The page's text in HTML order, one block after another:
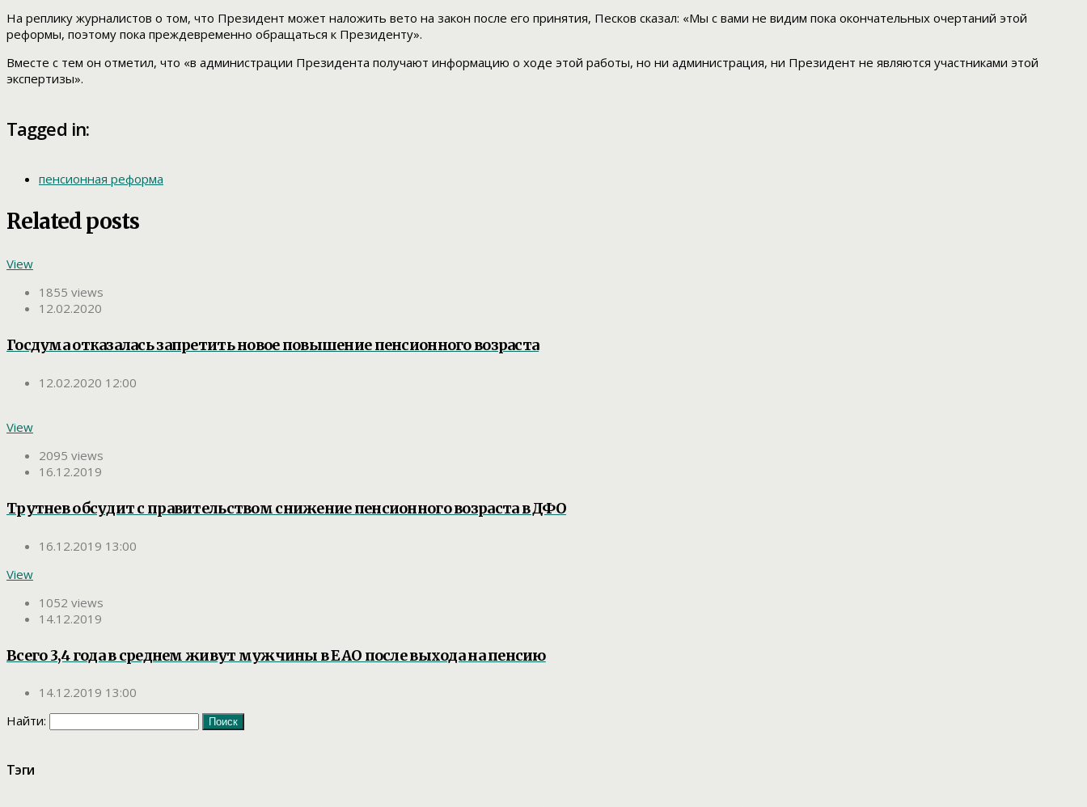
На реплику журналистов о том, что Президент может наложить вето на закон после его принятия, Песков сказал: «Мы с вами не видим пока окончательных очертаний этой
реформы, поэтому пока преждевременно обращаться к Президенту».
Вместе с тем он отметил, что «в администрации Президента получают информацию о ходе этой работы, но ни администрация, ни Президент не являются участниками этой
экспертизы».
Tagged in:
пенсионная реформа
Related posts
View
1855 views
12.02.2020
Госдума отказалась запретить новое повышение пенсионного возраста
12.02.2020 12:00
View
2095 views
16.12.2019
Трутнев обсудит с правительством снижение пенсионного возраста в ДФО
16.12.2019 13:00
View
1052 views
14.12.2019
Всего 3,4 года в среднем живут мужчины в ЕАО после выхода на пенсию
14.12.2019 13:00
Найти:
Тэги